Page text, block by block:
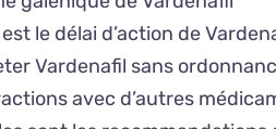
le délai d’action de
Vardenafil sans
avec d’autres